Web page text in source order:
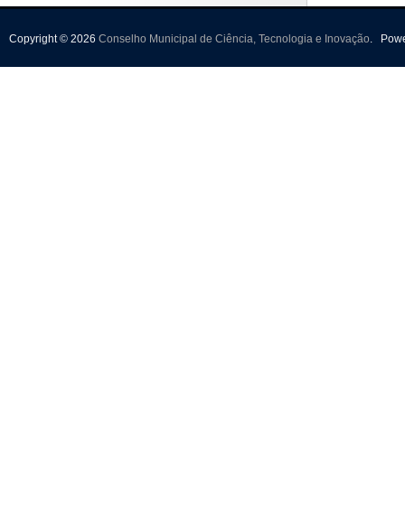
Copyright © 2026 Conselho Municipal de Ciência, Tecnologia e Inovação.